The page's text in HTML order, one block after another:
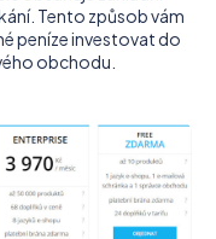
Tento způsob vám
peníze investovat do
obchodu.